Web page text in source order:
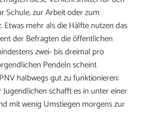
Schule, zur Arbeit oder zum
Etwas mehr als die Hälfte nutzen das
der Befragten die öffentlichen
zwei- bis dreimal pro
Pendeln scheint
halbwegs gut zu funktionieren:
schafft es in unter einer
mit wenig Umstiegen morgens zur